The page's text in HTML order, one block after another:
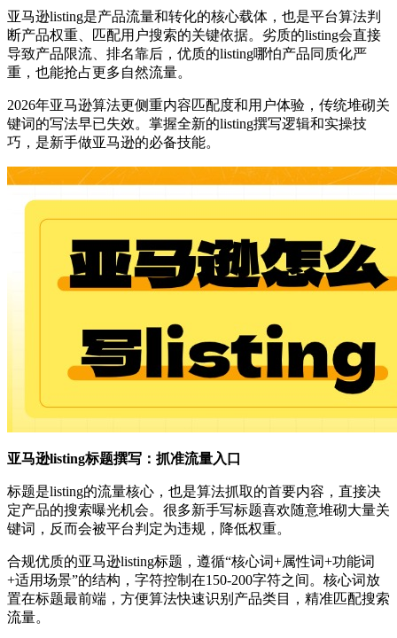
亚马逊listing是产品流量和转化的核心载体，也是平台算法判
断产品权重、匹配用户搜索的关键依据。劣质的listing会直接
导致产品限流、排名靠后，优质的listing哪怕产品同质化严
重，也能抢占更多自然流量。
2026年亚马逊算法更侧重内容匹配度和用户体验，传统堆砌关
键词的写法早已失效。掌握全新的listing撰写逻辑和实操技
巧，是新手做亚马逊的必备技能。
亚马逊listing标题撰写：抓准流量入口
标题是listing的流量核心，也是算法抓取的首要内容，直接决
定产品的搜索曝光机会。很多新手写标题喜欢随意堆砌大量关
键词，反而会被平台判定为违规，降低权重。
合规优质的亚马逊listing标题，遵循“核心词+属性词+功能词
+适用场景”的结构，字符控制在150-200字符之间。核心词放
置在标题最前端，方便算法快速识别产品类目，精准匹配搜索
流量。